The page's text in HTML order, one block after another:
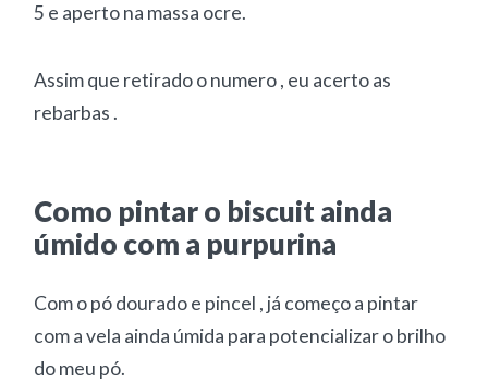
5 e aperto na massa ocre.
Assim que retirado o numero , eu acerto as
rebarbas .
Como pintar o biscuit ainda
úmido com a purpurina
Com o pó dourado e pincel , já começo a pintar
com a vela ainda úmida para potencializar o brilho
do meu pó.